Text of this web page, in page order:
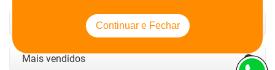
Mais vendidos